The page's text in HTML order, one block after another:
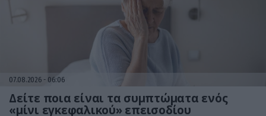
07.08.2026 06:06
Δείτε ποια είναι τα συμπτώματα ενός
«μίνι εγκεφαλικού» επεισοδίου